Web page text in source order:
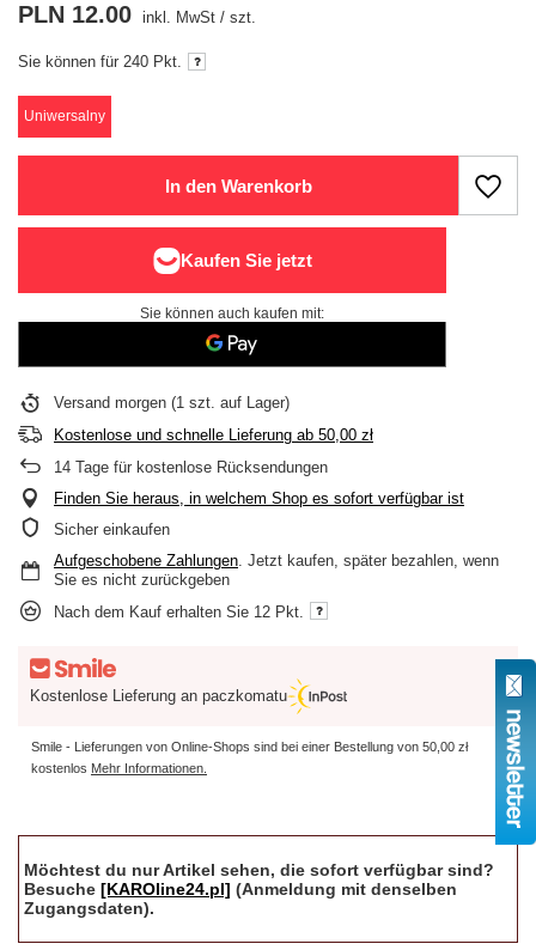
Uniwersalny
PLN 12.00 inkl. MwSt / szt.
Sie können für 240 Pkt.
In den Warenkorb
Sie können auch kaufen mit:
Versand morgen (1 szt. auf Lager)
Kostenlose und schnelle Lieferung ab 50,00 zł
14 Tage für kostenlose Rücksendungen
Finden Sie heraus, in welchem Shop es sofort verfügbar ist
Sicher einkaufen
Aufgeschobene Zahlungen. Jetzt kaufen, später bezahlen, wenn
Sie es nicht zurückgeben
Nach dem Kauf erhalten Sie 12 Pkt.
Kostenlose Lieferung an paczkomatu
Smile - Lieferungen von Online-Shops sind bei einer Bestellung von 50,00 zł
kostenlos Mehr Informationen.
Möchtest du nur Artikel sehen, die sofort verfügbar sind?
Besuche [KAROline24.pl] (Anmeldung mit denselben
Zugangsdaten).